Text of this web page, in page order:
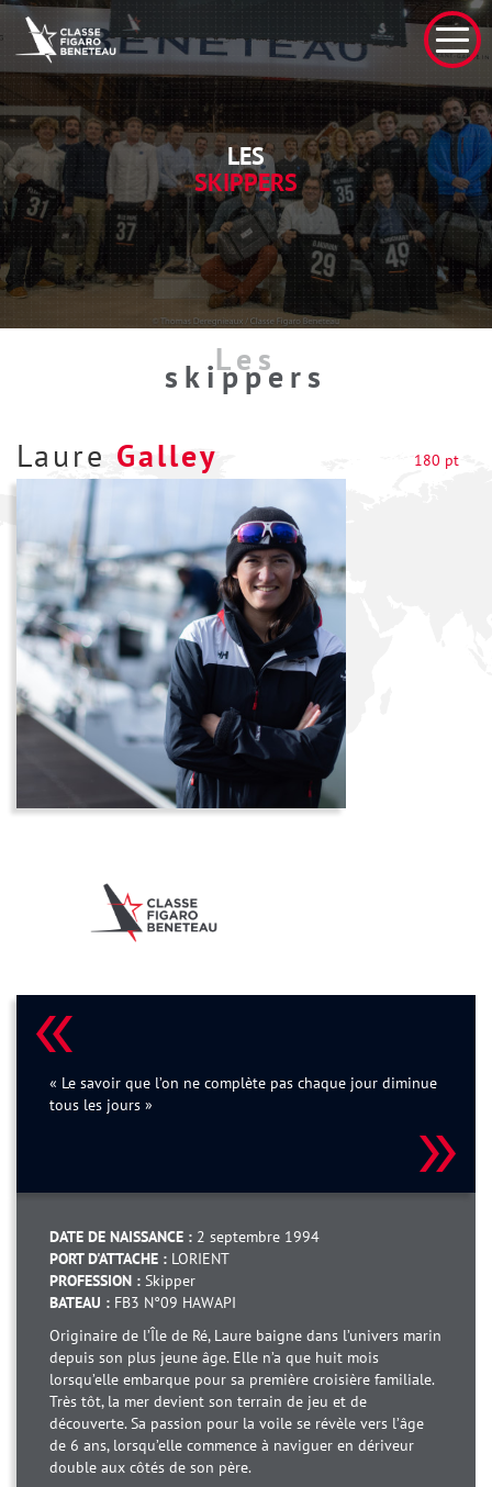
LES
SKIPPERS
Les
skippers
Laure Galley 180 pt
« Le savoir que l’on ne complète pas chaque jour diminue
tous les jours »
DATE DE NAISSANCE : 2 septembre 1994
PORT D'ATTACHE : LORIENT
PROFESSION : Skipper
BATEAU : FB3 N°09 HAWAPI
Originaire de l’Île de Ré, Laure baigne dans l’univers marin
depuis son plus jeune âge. Elle n’a que huit mois
lorsqu’elle embarque pour sa première croisière familiale.
Très tôt, la mer devient son terrain de jeu et de
découverte. Sa passion pour la voile se révèle vers l’âge
de 6 ans, lorsqu’elle commence à naviguer en dériveur
double aux côtés de son père.